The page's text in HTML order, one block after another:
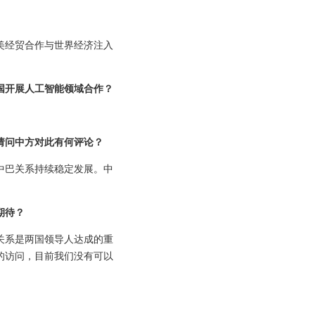
贸合作与世界经济注入
展人工智能领域合作？
中方对此有何评论？
关系持续稳定发展。中
待？
系是两国领导人达成的重
访问，目前我们没有可以